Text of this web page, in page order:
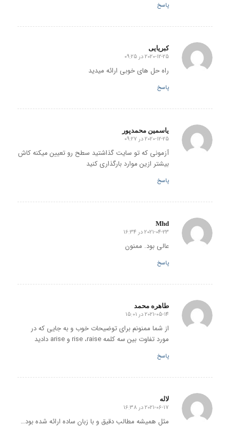
پاسخ
کبریایی
گفته:
2020-12-25 در 09:25
راه حل های خوبی ارائه میدید
پاسخ
یاسمین محمدپور
گفته:
2020-12-25 در 09:27
آزمونی که تو سایت گذاشتید سطح رو تعیین میکنه کاش
بیشتر ازین موارد بارگذاری کنید
پاسخ
Mhd
گفته:
2021-04-23 در 16:34
عالی بود. ممنون
پاسخ
طاهره محمد
گفته:
2021-05-14 در 15:01
از شما ممنونم برای توضیحات خوب و به جایی که در
مورد تفاوت بین سه کلمه rise ،raise و arise دادید
پاسخ
لاله
گفته:
2021-06-17 در 16:38
مثل همیشه مطالب دقیق و با زبان ساده ارائه شده بود…